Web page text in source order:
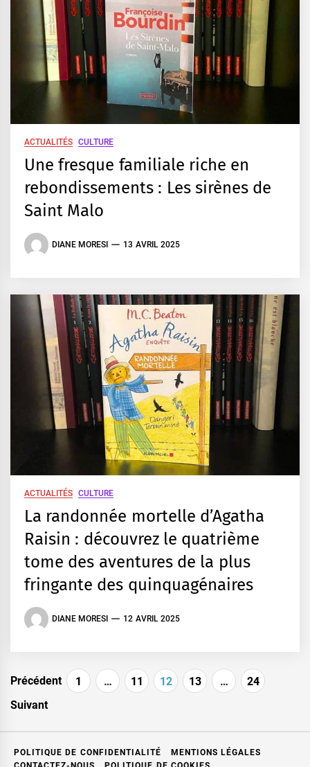
ACTUALITÉS CULTURE
Une fresque familiale riche en
rebondissements : Les sirènes de
Saint Malo
DIANE MORESI 13 AVRIL 2025
ACTUALITÉS CULTURE
La randonnée mortelle d’Agatha
Raisin : découvrez le quatrième
tome des aventures de la plus
fringante des quinquagénaires
DIANE MORESI 12 AVRIL 2025
Pagination
des
Précédent 1 … 11 12 13 …
24
Suivant
POLITIQUE DE CONFIDENTIALITÉ
MENTIONS LÉGALES